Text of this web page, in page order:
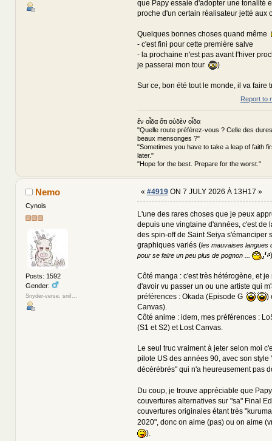
que Papy essaie d'adopter une tonalité
proche d'un certain réalisateur jetté aux
Quelques bonnes choses quand même
- c'est fini pour cette première salve
- la prochaine n'est pas avant l'hiver
je passerai mon tour
)
Sur ce, bon été tout le monde, il va faire
Report to
ἕν οἶδα ὅτι οὐδὲν οἶδα
"Quelle route préférez-vous ? Celle des
beaux mensonges ?"
"Sometimes you have to take a leap of faith
later."
"Hope for the best. Prepare for the worst."
Nemo
Cynois
Posts: 1592
Gender:
Snyder-verse, snif...
« #4919ON 7 JULY 2026 À 13H17 »
L'une des rares choses que je peux
depuis une vingtaine d'années, c'est de
des spin-off de Saint Seiya s'émanciper
graphiques variés (les mauvaises langues
pour se faire un peu plus de pognon ...
Côté manga : c'est très hétérogène, et
d'avoir vu passer un ou une artiste qui
préférences : Okada (Episode G
)
Canvas).
Côté anime : idem, mes préférences :
(S1 et S2) et Lost Canvas.
Le seul truc vraiment à jeter selon moi
pilote US des années 90, avec son style
décérébrés" qui n'a heureusement pas
Du coup, je trouve appréciable que
couvertures alternatives sur "sa" Final
couvertures originales étant très
2020", donc on aime (pas) ou on aime
).